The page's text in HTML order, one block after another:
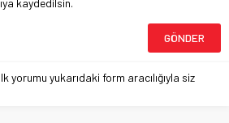
kaydedilsin.
yorumu yukarıdaki form aracılığıyla siz